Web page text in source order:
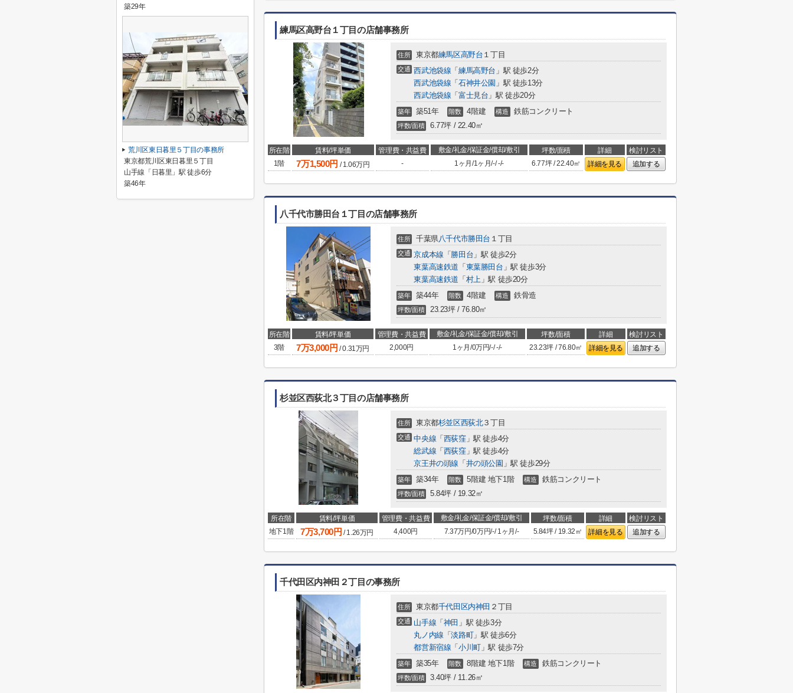
練馬区高野台１丁目の店舗事務所
住所 東京都練馬区高野台 １丁目
交通 西武池袋線 「 練馬高野台 」駅 徒歩2分
西武池袋線 「 石神井公園 」駅 徒歩13分
西武池袋線 「 富士見台 」駅 徒歩20分
築年 築51年 階数 4階建 構造 鉄筋コンクリート
坪数/面積 6.77坪 / 22.40㎡
所在階 賃料/坪単価 管理費・共益費 敷金/礼金/保証金/償却/敷引 坪数/面積 詳細
検討リスト
1階
7万1,500円 /1.06万円 - 1ヶ月 /1ヶ月/-/-/- 6.77坪 / 22.40㎡ 詳細を見る 追加する
八千代市勝田台１丁目の店舗事務所
住所 千葉県八千代市勝田台 １丁目
交通 京成本線 「 勝田台 」駅 徒歩2分
東葉高速鉄道 「 東葉勝田台 」駅 徒歩3分
東葉高速鉄道 「 村上」駅 徒歩20分
築年 築44年 階数 4階建 構造 鉄骨造
坪数/面積 23.23坪 / 76.80㎡
所在階 賃料/坪単価 管理費・共益費 敷金/礼金/保証金/償却/敷引 坪数/面積 詳細
検討リスト
3階
7万3,000円 /0.31万円 2,000円 1ヶ月 /0万円/-/-/- 23.23坪 / 76.80㎡ 詳細を見る 追加する
杉並区西荻北３丁目の店舗事務所
住所 東京都杉並区西荻北３丁目
交通 中央線 「 西荻窪」駅 徒歩4分
総武線 「 西荻窪」駅 徒歩4分
京王井の頭線 「 井の頭公園 」駅 徒歩29分
築年 築34年 階数 5階建 地下1階 構造 鉄筋コンクリート
坪数/面積 5.84坪 / 19.32㎡
所在階 賃料/坪単価 管理費・共益費 敷金/礼金/保証金/償却/敷引 坪数/面積 詳細
検討リスト
地下1階
7万3,700円 /1.26万円 4,400円 7.37万円/0万円/-/1ヶ月 /- 5.84坪 / 19.32㎡ 詳細を見る 追加する
千代田区内神田２丁目の事務所
住所 東京都千代田区内神田 ２丁目
交通 山手線 「 神田 」駅 徒歩3分
丸ノ内線 「淡路町」駅 徒歩6分
都営新宿線 「 小川町」駅 徒歩7分
築年 築35年 階数 8階建 地下1階 構造 鉄筋コンクリート
坪数/面積 3.40坪 / 11.26㎡
築29年
荒川区東日暮里５丁目の事務所
東京都荒川区東日暮里５丁目
山手線「日暮里」駅 徒歩6分
築46年